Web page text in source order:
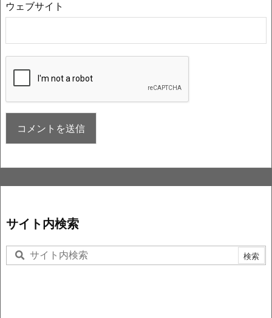
ウェブサイト
サイト内検索